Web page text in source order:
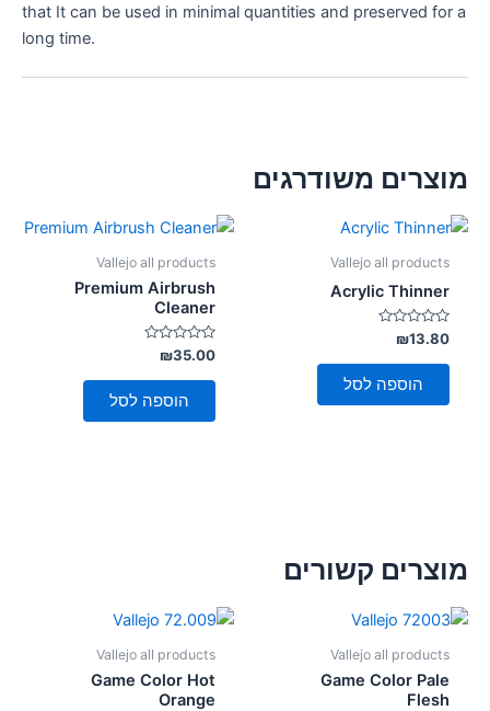
that It can be used in minimal quantities and preserved for a
long time.
מוצרים משודרגים
Vallejo all products
Acrylic Thinner
דורג
0
מתוך
₪13.80
הוספה לסל
Vallejo all products
Premium Airbrush
Cleaner
דורג
0
מתוך
₪35.00
הוספה לסל
מוצרים קשורים
Vallejo all products
Game Color Pale
Flesh
Vallejo all products
Game Color Hot
Orange